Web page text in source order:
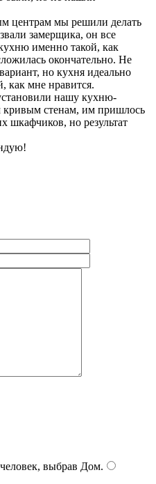
центрам мы решили делать
замерщика, он все
именно такой, как
окончательно. Не
но кухня идеально
как мне нравится.
нашу кухню-
кривым стенам, им пришлось
шкафчиков, но результат
выбрав Дом.